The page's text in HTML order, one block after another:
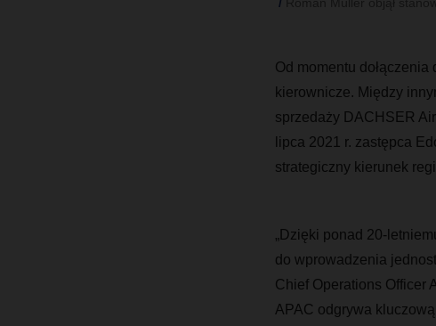
Od momentu
kierownicze. Między
sprzedaży DACHSER
lipca 2021 r. zastępca
strategiczny kierunek
„Dzięki ponad 20-
do wprowadzenia
Chief Operations Officer
APAC odgrywa